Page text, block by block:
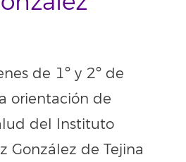
de 1º y 2º de
orientación de
del Instituto
González de Tejina